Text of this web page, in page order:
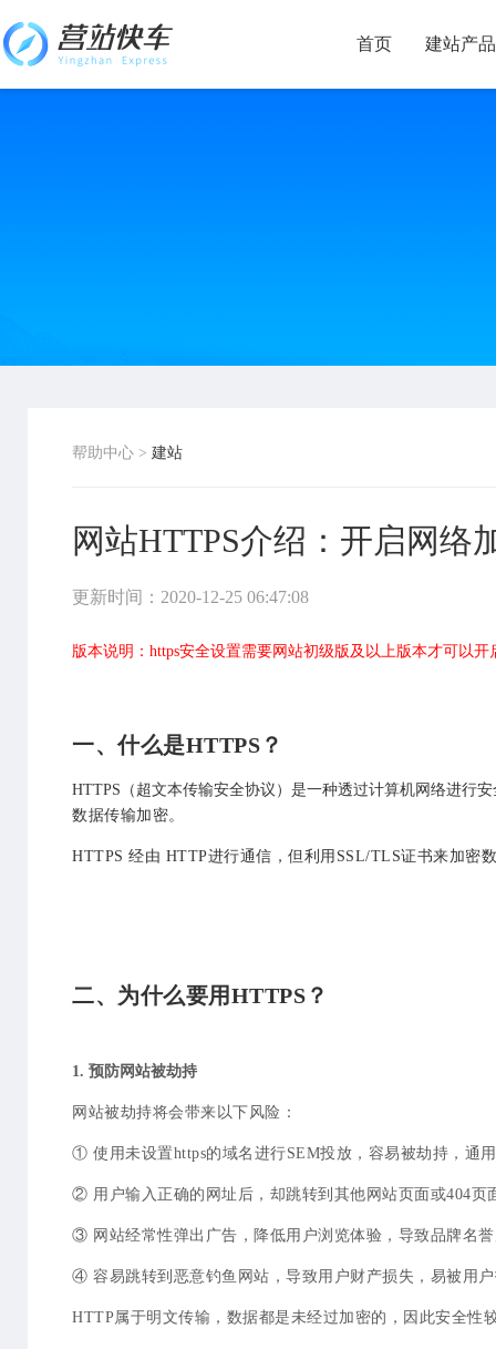
首页 建站产品
帮助中心 > 建站
网站HTTPS介绍：开启网络
更新时间：2020-12-25 06:47:08
版本说明： https安全设置需要网站初级版及以上版本才可以开
一、什么是HTTPS？
HTTPS（超文本传输安全协议）是一种透过计算机网络进行
数据传输加密。
HTTPS 经由 HTTP进行通信，但利用SSL/TLS证书来加密
二、为什么要用HTTPS？
1. 预防网站被劫持
网站被劫持将会带来以下风险：
① 使用未设置https的域名进行SEM投放，容易被劫持，通
② 用户输入正确的网址后，却跳转到其他网站页面或404页
③ 网站经常性弹出广告，降低用户浏览体验，导致品牌名
④ 容易跳转到恶意钓鱼网站，导致用户财产损失，易被用
HTTP属于明文传输，数据都是未经过加密的，因此安全性